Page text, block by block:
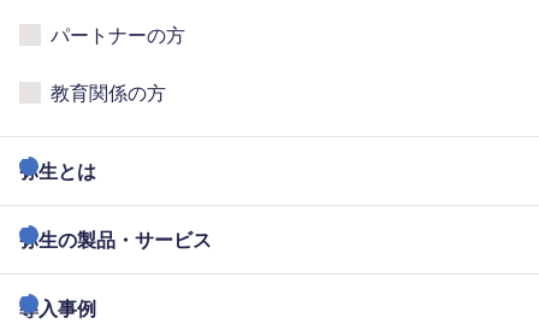
パートナーの方
教育関係の方
弥生とは
弥生の製品・サービス
導入事例